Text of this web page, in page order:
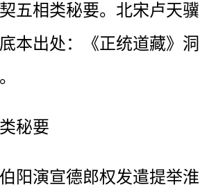
五相类秘要。北宋卢天骥
本出处：《正统道藏》洞
秘要
阳演宣德郎权发遣提举淮